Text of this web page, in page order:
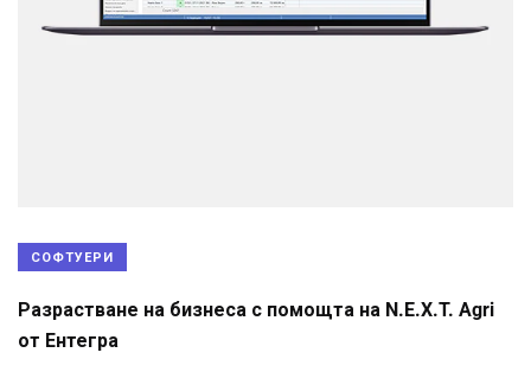
СОФТУЕРИ
Разрастване на бизнеса с помощта на N.E.X.T. Agri
от Ентегра